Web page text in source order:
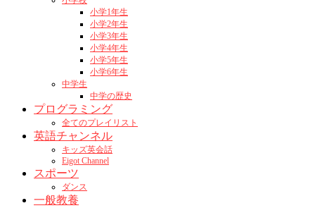
小学1年生
小学2年生
小学3年生
小学4年生
小学5年生
小学6年生
中学生
中学の歴史
プログラミング
全てのプレイリスト
英語チャンネル
キッズ英会話
Eigot Channel
スポーツ
ダンス
一般教養